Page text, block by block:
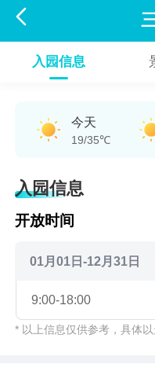

入园信息
今天
19/35℃
入园信息
开放时间
01月01日-12月31日
9:00-18:00
* 以上信息仅供参考，具体